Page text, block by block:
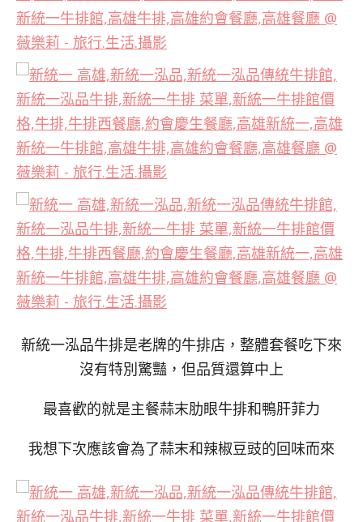
新統一泓品牛排是老牌的牛排店，整體套餐吃下來
沒有特別驚豔，但品質還算中上
最喜歡的就是主餐蒜末肋眼牛排和鴨肝菲力
我想下次應該會為了蒜末和辣椒豆豉的回味而來